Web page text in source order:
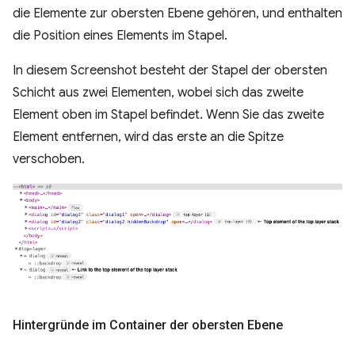
die Elemente zur obersten Ebene gehören, und enthalten
die Position eines Elements im Stapel.
In diesem Screenshot besteht der Stapel der obersten
Schicht aus zwei Elementen, wobei sich das zweite
Element oben im Stapel befindet. Wenn Sie das zweite
Element entfernen, wird das erste an die Spitze
verschoben.
Hintergründe im Container der obersten Ebene